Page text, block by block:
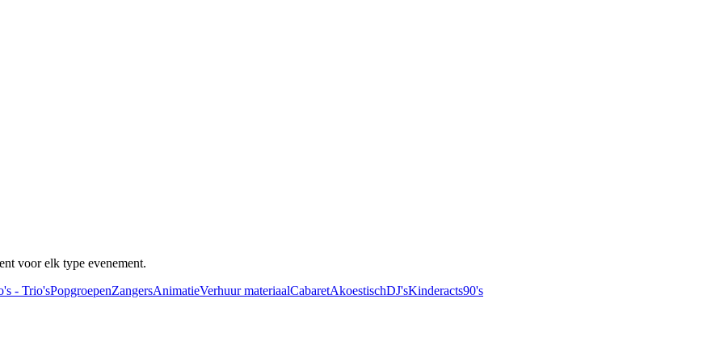
voor elk type evenement.
- Trio'sPopgroepenZangersAnimatieVerhuur materiaalCabaretAkoestischDJ'sKinderacts90's